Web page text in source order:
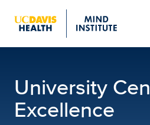
University
Excellence